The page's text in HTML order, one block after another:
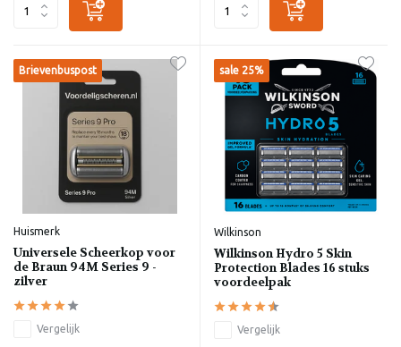
Brievenbuspost
Huismerk
Universele Scheerkop voor
de Braun 94M Series 9 -
zilver
Vergelijk
sale 25%
Wilkinson
Wilkinson Hydro 5 Skin
Protection Blades 16 stuks
voordeelpak
Vergelijk